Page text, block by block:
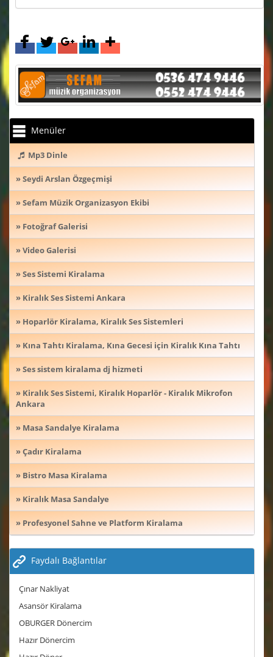
Menüler
Mp3 Dinle
» Seydi Arslan Özgeçmişi
» Sefam Müzik Organizasyon Ekibi
» Fotoğraf Galerisi
» Video Galerisi
» Ses Sistemi Kiralama
» Kiralık Ses Sistemi Ankara
» Hoparlör Kiralama, Kiralık Ses Sistemleri
» Kına Tahtı Kiralama, Kına Gecesi için Kiralık Kına Tahtı
» Ses sistem kiralama dj hizmeti
» Kiralık Ses Sistemi, Kiralık Hoparlör - Kiralık Mikrofon
Ankara
» Masa Sandalye Kiralama
» Çadır Kiralama
» Bistro Masa Kiralama
» Kiralık Masa Sandalye
» Profesyonel Sahne ve Platform Kiralama
Faydalı Bağlantılar
Çınar Nakliyat
Asansör Kiralama
OBURGER Dönercim
Hazır Dönercim